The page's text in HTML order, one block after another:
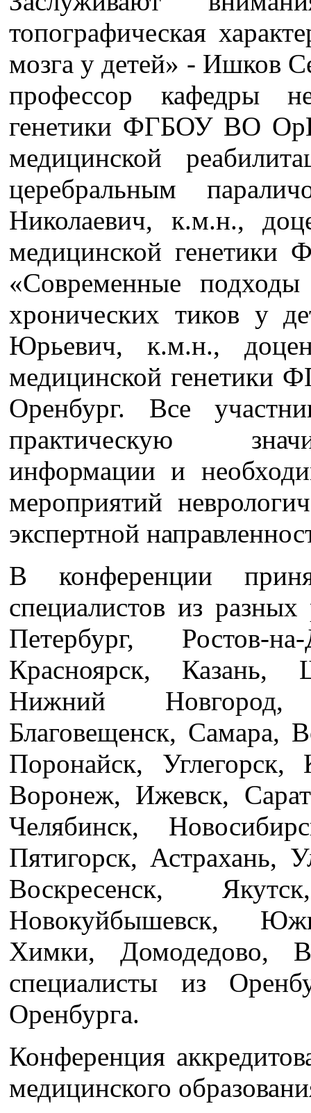
топографическая
мозга у детей» - Ишков
профессор кафедры
генетики ФГБОУ ВО
медицинской
церебральным
Николаевич, к.м.н.,
медицинской
«Современные
хронических тиков у
Юрьевич, к.м.н.,
медицинской
Оренбург. Все
практическую
информации и
мероприятий
экспертной
В конференции
специалистов из
Петербург, Ростов-
Красноярск, Казань,
Нижний Новгород,
Благовещенск, Самара,
Поронайск,
Воронеж, Ижевск,
Челябинск,
Пятигорск, Астрахань,
Воскресенск,
Новокуйбышевск,
Химки, Домодедово,
специалисты из
Оренбурга.
Конференция
медицинского